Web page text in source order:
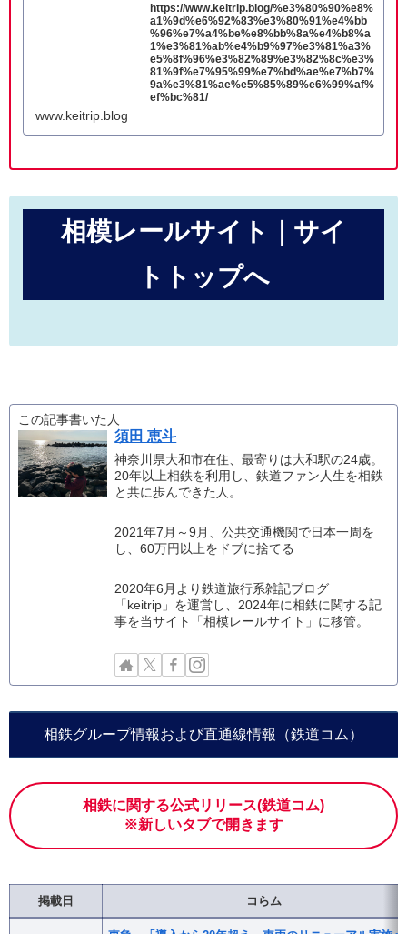
https://www.keitrip.blog/%e3%80%90%e8%
a1%9d%e6%92%83%e3%80%91%e4%bb
%96%e7%a4%be%e8%bb%8a%e4%b8%a
1%e3%81%ab%e4%b9%97%e3%81%a3%
e5%8f%96%e3%82%89%e3%82%8c%e3%
81%9f%e7%95%99%e7%bd%ae%e7%b7%
9a%e3%81%ae%e5%85%89%e6%99%af%
ef%bc%81/
www.keitrip.blog
相模レールサイト｜サイ
トトップへ
この記事書いた人
須田 恵斗
神奈川県大和市在住、最寄りは大和駅の24歳。
20年以上相鉄を利用し、鉄道ファン人生を相鉄
と共に歩んできた人。
2021年7月～9月、公共交通機関で日本一周を
し、60万円以上をドブに捨てる
2020年6月より鉄道旅行系雑記ブログ
「keitrip」を運営し、2024年に相鉄に関する記
事を当サイト「相模レールサイト」に移管。
相鉄グループ情報および直通線情報（鉄道コム）
相鉄に関する公式リリース(鉄道コム)
※新しいタブで開きます
掲載日 コらム